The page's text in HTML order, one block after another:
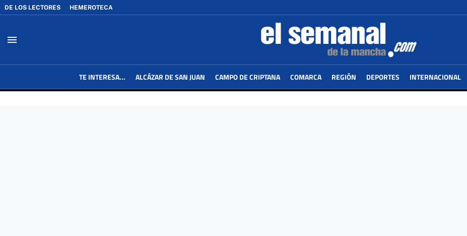
DE LOS LECTORES HEMEROTECA
menu
TE INTERESA... ALCÁZAR DE SAN JUAN CAMPO DE CRIPTANA COMARCA REGIÓN DEPORTES INTERNACIONAL